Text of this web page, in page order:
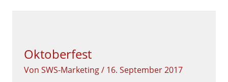
Oktoberfest
VonSWS-Marketing/ 16. September 2017